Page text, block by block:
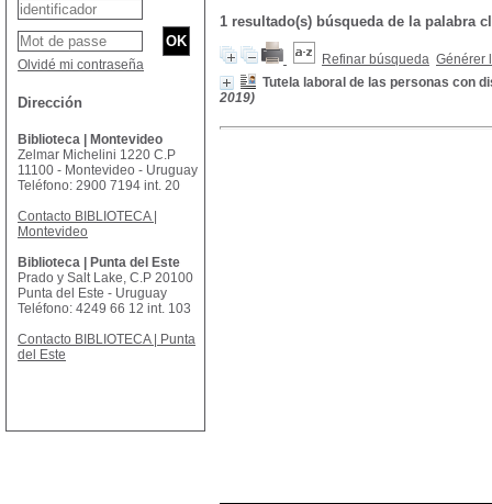
1 resultado(s) búsqueda de la palabra
Refinar búsqueda Générer
Tutela laboral de las personas con
2019)
Olvidé mi contraseña
Dirección
Biblioteca | Montevideo
Zelmar Michelini 1220 C.P
11100 - Montevideo - Uruguay
Teléfono: 2900 7194 int. 20
Contacto BIBLIOTECA |
Montevideo
Biblioteca | Punta del Este
Prado y Salt Lake, C.P 20100
Punta del Este - Uruguay
Teléfono: 4249 66 12 int. 103
Contacto BIBLIOTECA | Punta
del Este